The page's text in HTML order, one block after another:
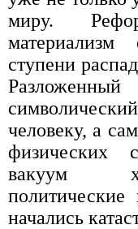
миру.
ступени
человеку, а
физических
вакуум
начались